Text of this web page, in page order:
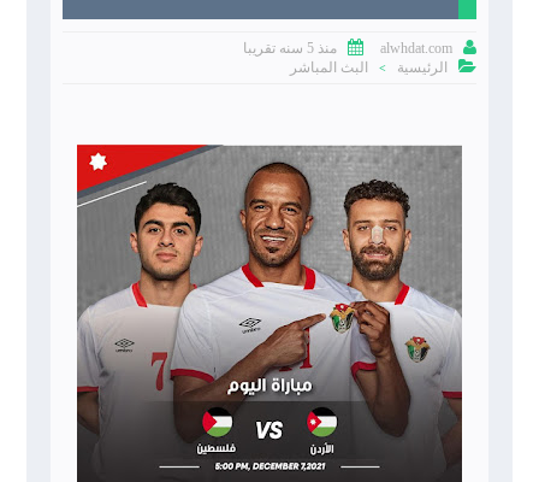

alwhdat.com

منذ 5 سنه تقريبا

الرئيسية > البث المباشر